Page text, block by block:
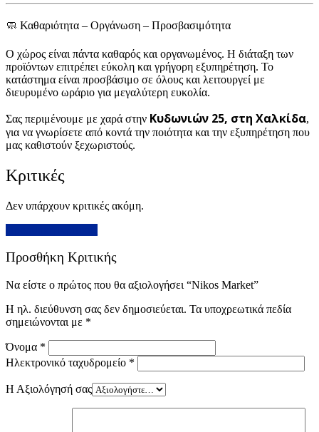
🧼 Καθαριότητα – Οργάνωση – Προσβασιμότητα
Ο χώρος είναι πάντα καθαρός και οργανωμένος. Η διάταξη των
προϊόντων επιτρέπει εύκολη και γρήγορη εξυπηρέτηση. Το
κατάστημα είναι προσβάσιμο σε όλους και λειτουργεί με
διευρυμένο ωράριο για μεγαλύτερη ευκολία.
Σας περιμένουμε με χαρά στην Κυδωνιών 25, στη Χαλκίδα,
για να γνωρίσετε από κοντά την ποιότητα και την εξυπηρέτηση που
μας καθιστούν ξεχωριστούς.
Κριτικές
Δεν υπάρχουν κριτικές ακόμη.
Προσθήκη Κριτικής
Να είστε ο πρώτος που θα αξιολογήσει “Nikos Market”
Η ηλ. διεύθυνση σας δεν δημοσιεύεται. Τα υποχρεωτικά πεδία
σημειώνονται με *
Όνομα *
Ηλεκτρονικό ταχυδρομείο *
Η Αξιολόγησή σας